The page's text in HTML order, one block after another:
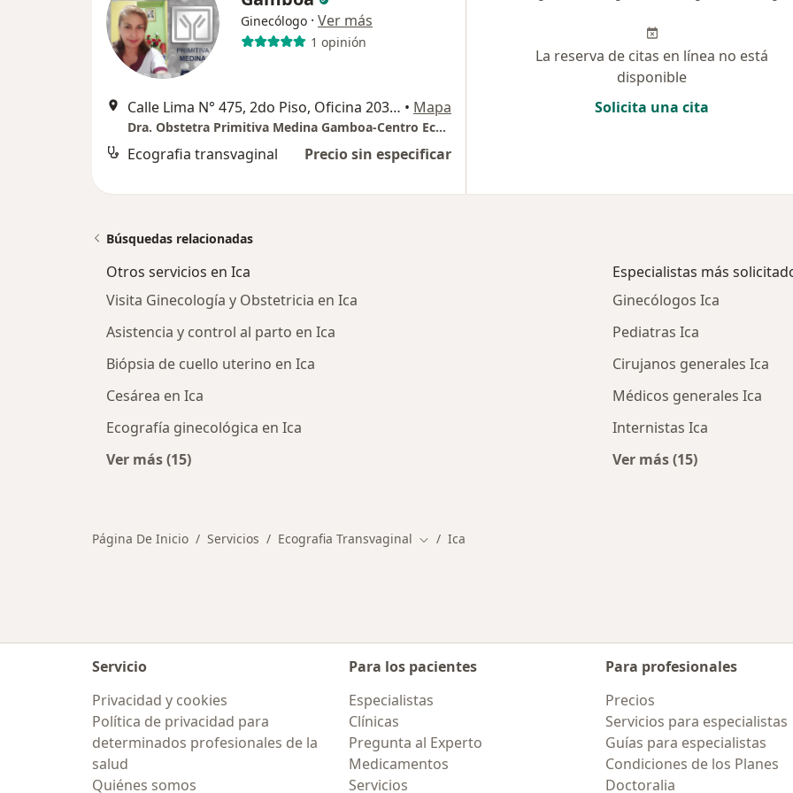
Ginecólogo · Ver más
1 opinión
Calle Lima N° 475, 2do Piso, Oficina 203,Ica, Ica • Mapa
Dra. Obstetra Primitiva Medina Gamboa-Centro Ecográfico un milagro de Vida Ica
Ecografia transvaginal Precio sin especificar
La reserva de citas en línea no está
disponible
Solicita una cita
Búsquedas relacionadas
Otros servicios en Ica
Visita Ginecología y Obstetricia en Ica
Asistencia y control al parto en Ica
Biópsia de cuello uterino en Ica
Cesárea en Ica
Ecografía ginecológica en Ica
Ver más (15)
Especialistas más
Ginecólogos Ica
Pediatras Ica
Cirujanos generales Ica
Médicos generales Ica
Internistas Ica
Ver más (15)
Página De Inicio Servicios Ecografia Transvaginal Cambiar de ciudad
Ica
Servicio
Privacidad y cookies
Política de privacidad para
determinados profesionales de la
salud
Quiénes somos
Para los pacientes
Especialistas
Clínicas
Pregunta al Experto
Medicamentos
Servicios
Para profesionales
Precios
Servicios para especialistas
Guías para especialistas
Condiciones de los Planes
Doctoralia